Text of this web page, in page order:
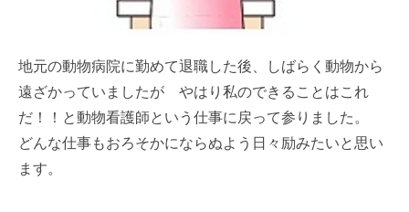
地元の動物病院に勤めて退職した後、しばらく動物から
遠ざかっていましたが やはり私のできることはこれ
だ！！と動物看護師という仕事に戻って参りました。
どんな仕事もおろそかにならぬよう日々励みたいと思い
ます。